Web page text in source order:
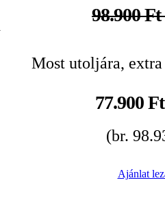
98.900
Most utoljára,
77.900 Ft
(br.
Ajánlat